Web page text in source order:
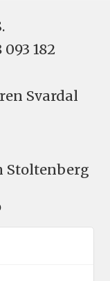
182
Svardal
Stoltenberg